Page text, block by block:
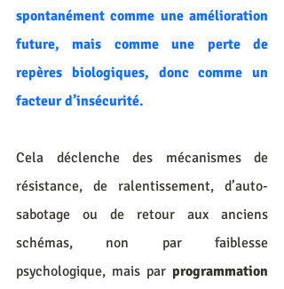
spontanément comme une amélioration
future, mais comme une perte de
repères biologiques, donc comme un
facteur d’insécurité.
Cela déclenche des mécanismes de
résistance, de ralentissement, d’auto-
sabotage ou de retour aux anciens
schémas, non par faiblesse
psychologique, mais par programmation